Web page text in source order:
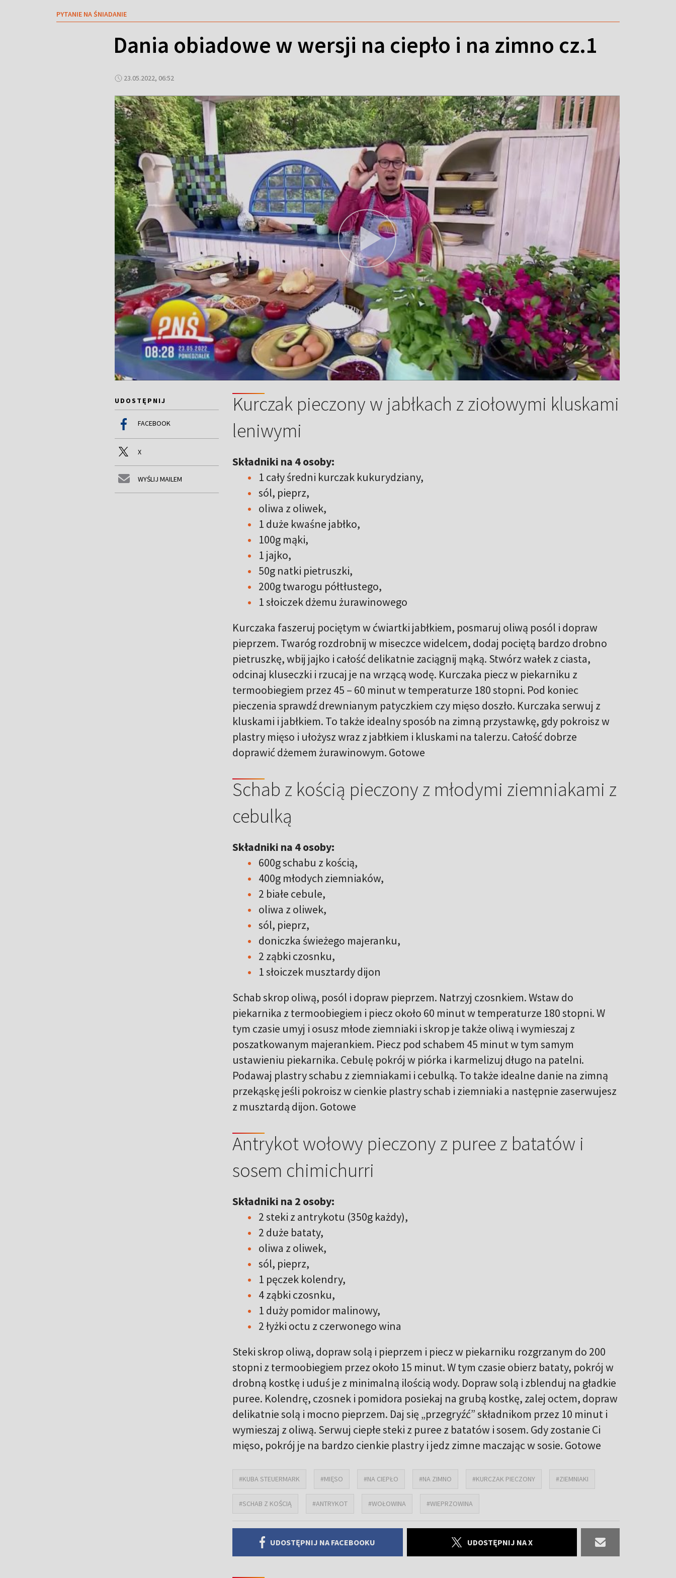
PYTANIE NA ŚNIADANIE
Dania obiadowe w wersji na ciepło i na zimno cz.1
23.05.2022, 06:52
UDOSTĘPNIJ
FACEBOOK
X
WYŚLIJ MAILEM
Kurczak pieczony w jabłkach z ziołowymi kluskami
leniwymi
Składniki na 4 osoby:
1 cały średni kurczak kukurydziany,
sól, pieprz,
oliwa z oliwek,
1 duże kwaśne jabłko,
100g mąki,
1 jajko,
50g natki pietruszki,
200g twarogu półtłustego,
1 słoiczek dżemu żurawinowego
Kurczaka faszeruj pociętym w ćwiartki jabłkiem, posmaruj oliwą posól i dopraw
pieprzem. Twaróg rozdrobnij w miseczce widelcem, dodaj pociętą bardzo drobno
pietruszkę, wbij jajko i całość delikatnie zaciągnij mąką. Stwórz wałek z ciasta,
odcinaj kluseczki i rzucaj je na wrzącą wodę. Kurczaka piecz w piekarniku z
termoobiegiem przez 45 – 60 minut w temperaturze 180 stopni. Pod koniec
pieczenia sprawdź drewnianym patyczkiem czy mięso doszło. Kurczaka serwuj z
kluskami i jabłkiem. To także idealny sposób na zimną przystawkę, gdy pokroisz w
plastry mięso i ułożysz wraz z jabłkiem i kluskami na talerzu. Całość dobrze
doprawić dżemem żurawinowym. Gotowe
Schab z kością pieczony z młodymi ziemniakami z
cebulką
Składniki na 4 osoby:
600g schabu z kością,
400g młodych ziemniaków,
2 białe cebule,
oliwa z oliwek,
sól, pieprz,
doniczka świeżego majeranku,
2 ząbki czosnku,
1 słoiczek musztardy dijon
Schab skrop oliwą, posól i dopraw pieprzem. Natrzyj czosnkiem. Wstaw do
piekarnika z termoobiegiem i piecz około 60 minut w temperaturze 180 stopni. W
tym czasie umyj i osusz młode ziemniaki i skrop je także oliwą i wymieszaj z
poszatkowanym majerankiem. Piecz pod schabem 45 minut w tym samym
ustawieniu piekarnika. Cebulę pokrój w piórka i karmelizuj długo na patelni.
Podawaj plastry schabu z ziemniakami i cebulką. To także idealne danie na zimną
przekąskę jeśli pokroisz w cienkie plastry schab i ziemniaki a następnie zaserwujesz
z musztardą dijon. Gotowe
Antrykot wołowy pieczony z puree z batatów i
sosem chimichurri
Składniki na 2 osoby:
2 steki z antrykotu (350g każdy),
2 duże bataty,
oliwa z oliwek,
sól, pieprz,
1 pęczek kolendry,
4 ząbki czosnku,
1 duży pomidor malinowy,
2 łyżki octu z czerwonego wina
Steki skrop oliwą, dopraw solą i pieprzem i piecz w piekarniku rozgrzanym do 200
stopni z termoobiegiem przez około 15 minut. W tym czasie obierz bataty, pokrój w
drobną kostkę i uduś je z minimalną ilością wody. Dopraw solą i zblenduj na gładkie
puree. Kolendrę, czosnek i pomidora posiekaj na grubą kostkę, zalej octem, dopraw
delikatnie solą i mocno pieprzem. Daj się „przegryźć” składnikom przez 10 minut i
wymieszaj z oliwą. Serwuj ciepłe steki z puree z batatów i sosem. Gdy zostanie Ci
mięso, pokrój je na bardzo cienkie plastry i jedz zimne maczając w sosie. Gotowe
#KUBA STEUERMARK #MIĘSO #NA CIEPŁO #NA ZIMNO #KURCZAK PIECZONY #ZIEMNIAKI
#SCHAB Z KOŚCIĄ #ANTRYKOT #WOŁOWINA #WIEPRZOWINA
UDOSTĘPNIJ NA FACEBOOKU UDOSTĘPNIJ NA X